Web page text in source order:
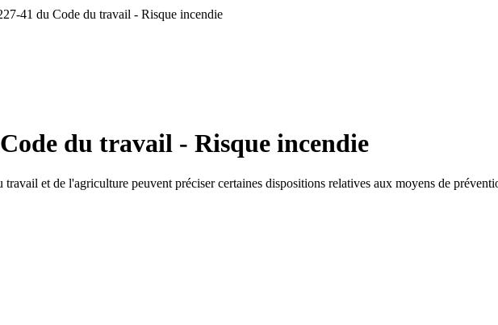
41 du Code du travail - Risque incendie
du travail - Risque incendie
travail et de l'agriculture peuvent préciser certaines dispositions relatives aux moyens de